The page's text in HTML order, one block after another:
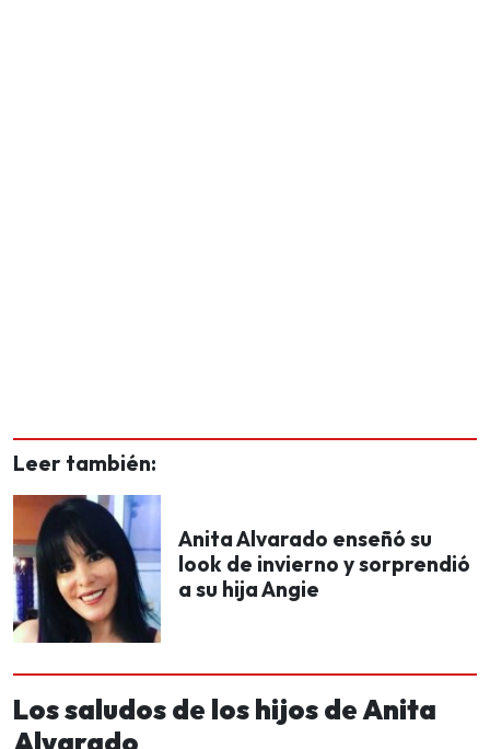
Leer también:
Anita Alvarado enseñó su
look de invierno y sorprendió
a su hija Angie
Los saludos de los hijos de Anita